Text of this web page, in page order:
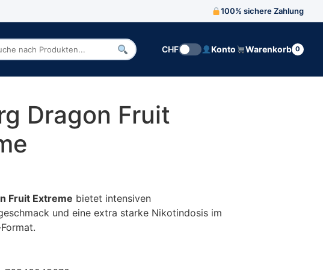
100% sichere Zahlung
producten CHF Konto Warenkorb 0
Dragon Fruit
Preis war: € 4.36
Preis ist: € 4.10.
Fruit Extreme bietet intensiven
und eine extra starke Nikotindosis im